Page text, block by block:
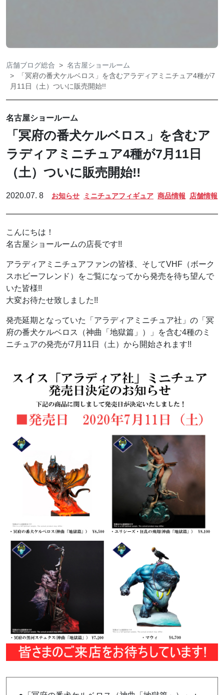
店舗ブログ総合
名古屋ショールーム
「冥府の番犬ケルベロス」を含むアラディアミニチュア4種が7
月11日（土）ついに販売開始!!
名古屋ショールーム
「冥府の番犬ケルベロス」を含むア
ラディアミニチュア4種が7月11日
（土）ついに販売開始!!
2020.07. 8 お知らせ ミニチュアフィギュア 商品情報 店舗情報
こんにちは！
名古屋ショールームの店長です!!
アラディアミニチュアファンの皆様、そしてVHF（ボーク
スホビーフレンド）をご覧になってから発売を待ち望んで
いた皆様!!
大変お待たせ致しました!!
発売延期となっていた「アラディアミニチュア社」の「冥
府の番犬ケルベロス（神曲「地獄篇」）」を含む4種のミ
ニチュアの発売が7月11日（土）から開始されます!!